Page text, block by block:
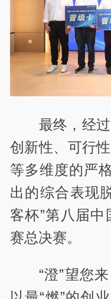
最终，经
创新性、可行
等多维度的严
出的综合表现
客杯”第八届
赛总决赛。
“澄”望您